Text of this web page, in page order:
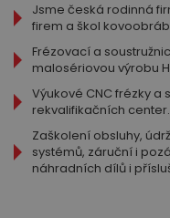
Jsme česká rodinná
firem a škol
Frézovací a
malosériovou výrobu
Výukové CNC frézky a
rekvalifikačních center.
Zaškolení obsluhy,
systémů, záruční i
náhradních dílů i